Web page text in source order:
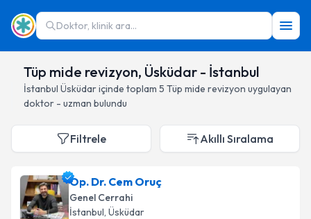
Doktor, klinik ara...
Tüp mide revizyon, Üsküdar - İstanbul
İstanbul Üsküdariçinde toplam 5 Tüp mide revizyon uygulayan
doktor - uzman bulundu
Filtrele Akıllı Sıralama
Op. Dr. Cem Oruç
Genel Cerrahi
İstanbul, Üsküdar